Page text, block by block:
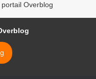
Overblog